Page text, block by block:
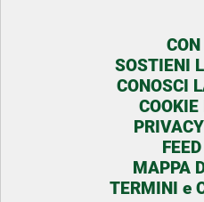
SOSTIENI
CONOSCI
MAPPA
TERMINI e